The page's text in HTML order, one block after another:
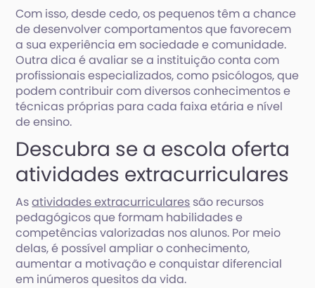
Com isso, desde cedo, os pequenos têm a chance
de desenvolver comportamentos que favorecem
a sua experiência em sociedade e comunidade.
Outra dica é avaliar se a instituição conta com
profissionais especializados, como psicólogos, que
podem contribuir com diversos conhecimentos e
técnicas próprias para cada faixa etária e nível
de ensino.
Descubra se a escola oferta
atividades extracurriculares
Asatividades extracurriculares são recursos
pedagógicos que formam habilidades e
competências valorizadas nos alunos. Por meio
delas, é possível ampliar o conhecimento,
aumentar a motivação e conquistar diferencial
em inúmeros quesitos da vida.